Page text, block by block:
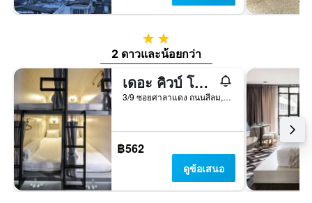
2 ดาว
2 ดาวและน้อยกว่า
เดอะ คิวบ์ โฮสเทล สีลม
3/9 ซอยศาลาแดง ถนนสีลม, กรุงเทพมหานคร, ประเทศไทย
฿562
ดูข้อเสนอ